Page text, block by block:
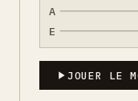
A
E
JOUER LE